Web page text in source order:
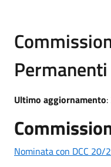
Permanenti
Ultimo aggiornamento
Nominata con DCC 20/